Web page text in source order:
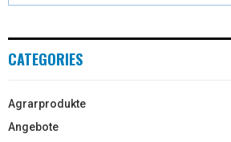
CATEGORIES
Agrarprodukte
Angebote